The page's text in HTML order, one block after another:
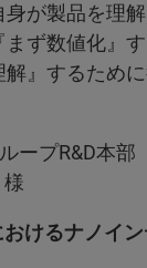
が製品を理
ず数値化』
』するため
次世
けるナノイン